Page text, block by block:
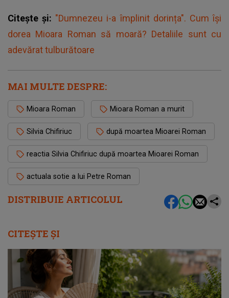
DISTRIBUIE ARTICOLUL
Citește și: "Dumnezeu i-a împlinit dorința". Cum își
dorea Mioara Roman să moară? Detaliile sunt cu
adevărat tulburătoare
MAI MULTE DESPRE:
Mioara Roman Mioara Roman a murit
Silvia Chifiriuc după moartea Mioarei Roman
reactia Silvia Chifiriuc după moartea Mioarei Roman
actuala sotie a lui Petre Roman
CITEȘTE ȘI